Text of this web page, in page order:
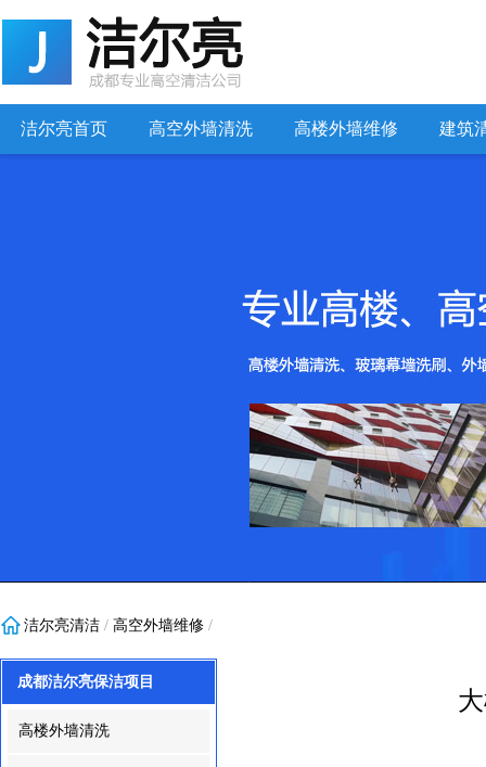
洁尔亮首页 高空外墙清洗 高楼外墙维修 建筑
洁尔亮清洁 / 高空外墙维修 /
成都洁尔亮保洁项目
高楼外墙清洗